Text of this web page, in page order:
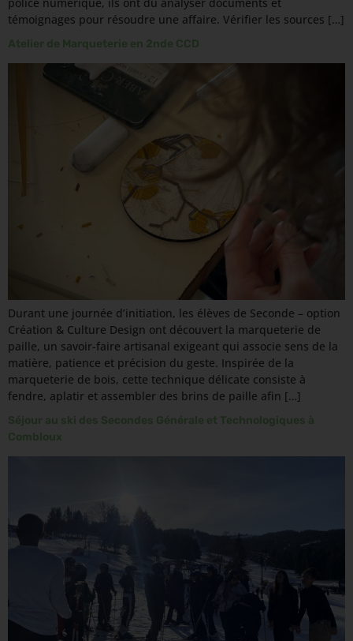
témoignages pour résoudre une affaire. Vérifier les sources […]
Atelier de Marqueterie en 2nde CCD
Durant une journée d’initiation, les élèves de Seconde – option
Création & Culture Design ont découvert la marqueterie de
paille, un savoir-faire artisanal exigeant qui associe sens de la
matière, patience et précision du geste. Inspirée de la
marqueterie de bois, cette technique délicate consiste à
fendre, aplatir et assembler des brins de paille afin […]
Séjour au ski des Secondes Générale et Technologiques à
Combloux